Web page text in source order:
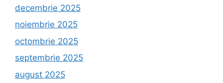
decembrie 2025
noiembrie 2025
octombrie 2025
septembrie 2025
august 2025